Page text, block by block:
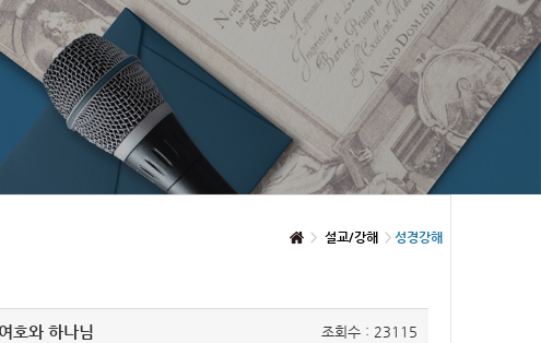
설교/강해 성경강해
호와 하나님 조회수 : 23115